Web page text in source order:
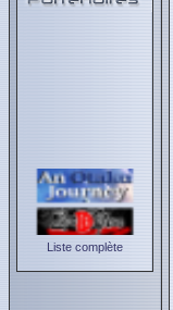
Liste complète